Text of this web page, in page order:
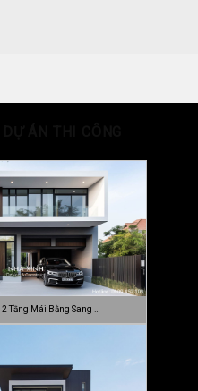
Biệt Thự Hiện Đại 2 Tầng Mái Bằng Sang …